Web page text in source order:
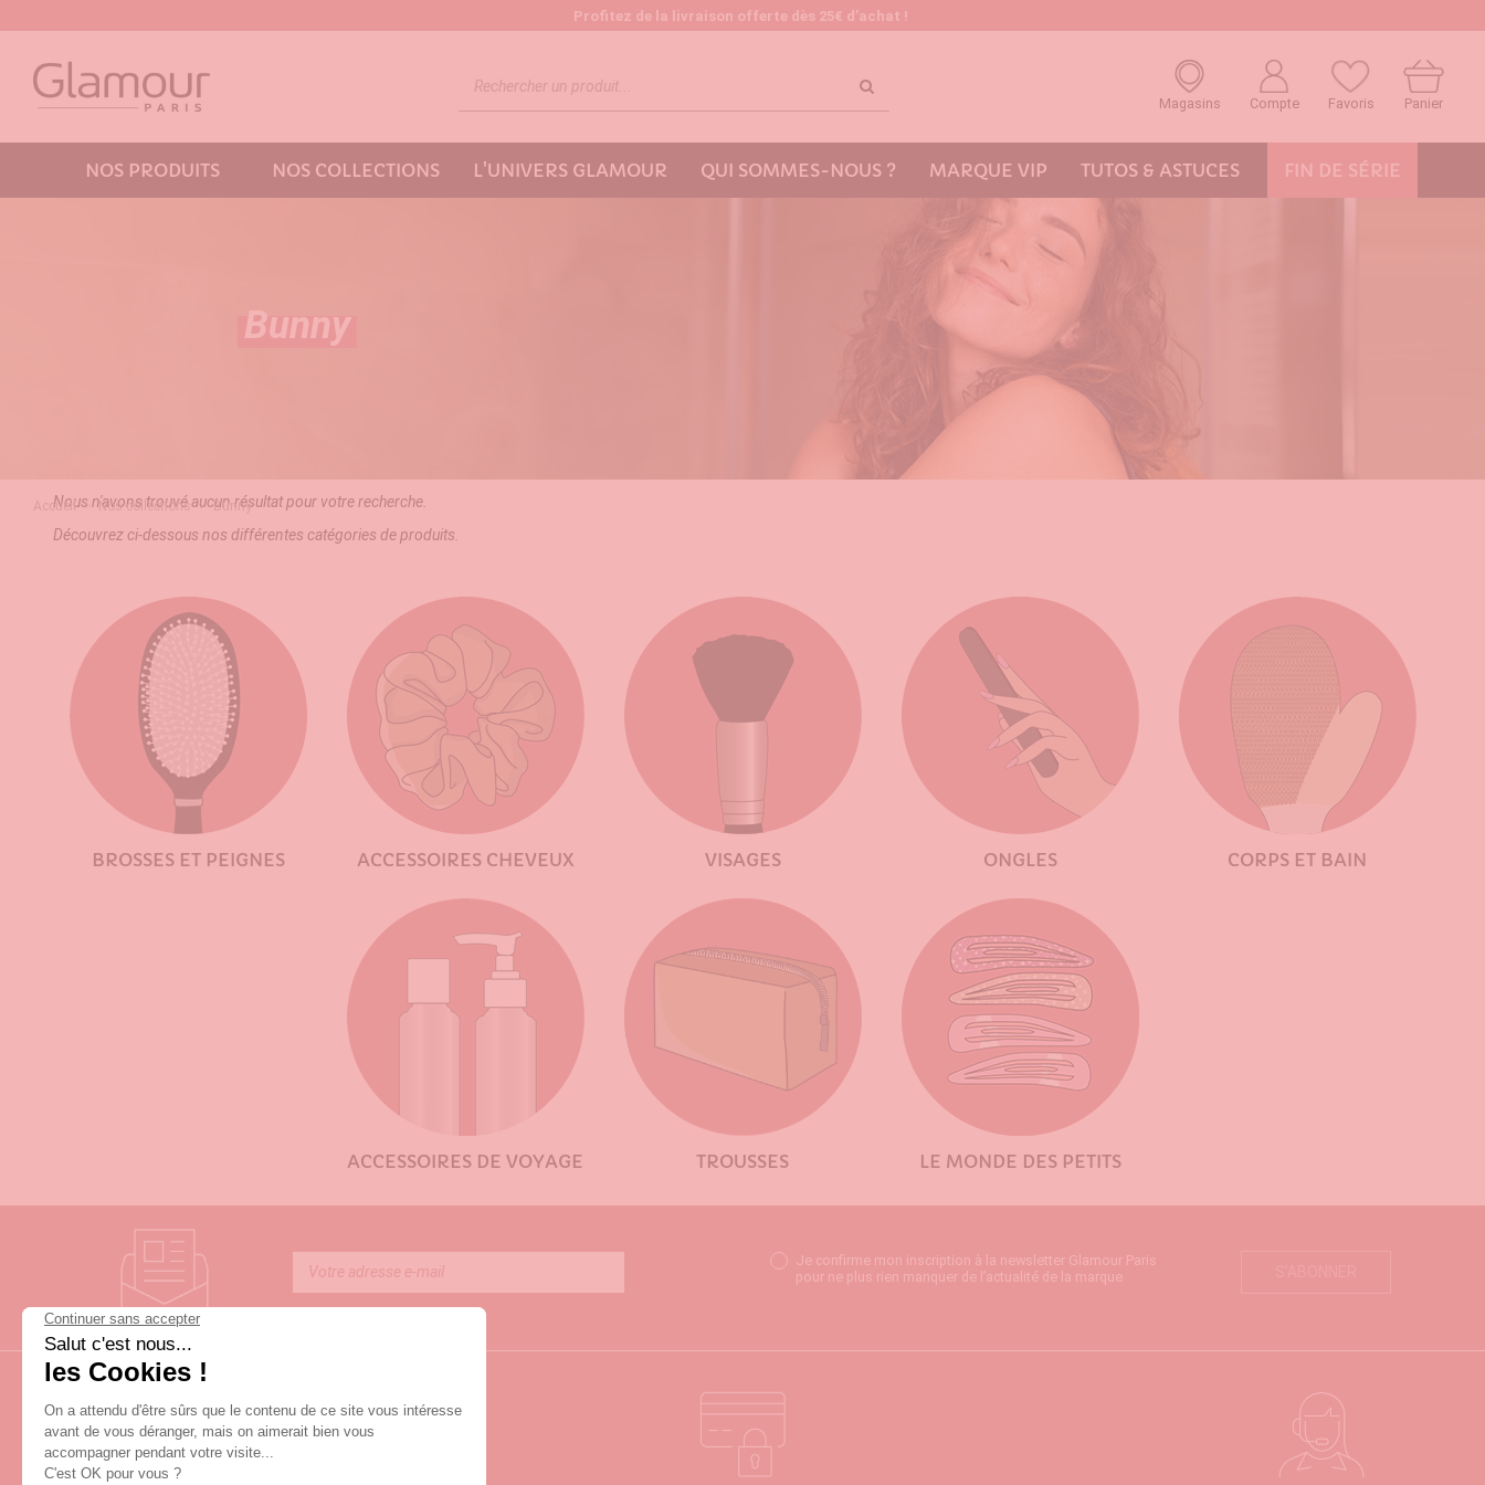
Profitez de la livraison offerte dès 25€ d’achat !
Magasins Compte Favoris Panier
NOS PRODUITS NOS COLLECTIONS L'UNIVERS GLAMOUR QUI SOMMES-NOUS ? MARQUE VIP TUTOS & ASTUCES FIN DE SÉRIE
Accueil Nos collections Bunny
Bunny
Nous n'avons trouvé aucun résultat pour votre recherche.
Découvrez ci-dessous nos différentes catégories de produits.
BROSSES ET PEIGNES ACCESSOIRES CHEVEUX VISAGES ONGLES CORPS ET BAIN
ACCESSOIRES DE VOYAGE TROUSSES LE MONDE DES PETITS
Je confirme mon inscription à la newsletter Glamour Paris
pour ne plus rien manquer de l’actualité de la marque